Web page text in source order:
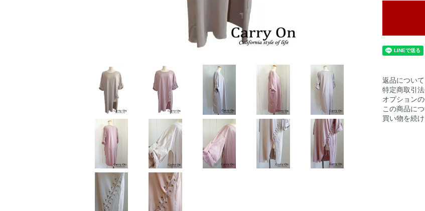
返品について
特定商取引
オプション
この商品に
買い物を続け